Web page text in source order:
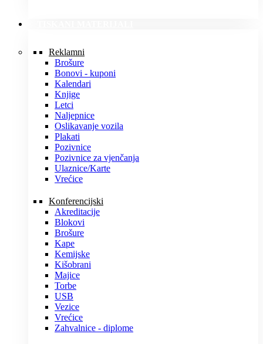
Reklamni
Brošure
Bonovi - kuponi
Kalendari
Knjige
Letci
Naljepnice
Oslikavanje vozila
Plakati
Pozivnice
Pozivnice za vjenčanja
Ulaznice/Karte
Vrećice
Konferencijski
Akreditacije
Blokovi
Brošure
Kape
Kemijske
Kišobrani
Majice
Torbe
USB
Vezice
Vrećice
Zahvalnice - diplome